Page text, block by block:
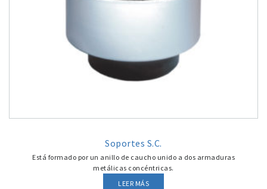
Soportes S.C.
Está formado por un anillo de caucho unido a dos armaduras
metálicas concéntricas.
LEER MÁS